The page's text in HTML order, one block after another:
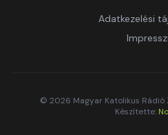
Adatkezelési
© 2026 Magyar Katolikus Rádió
Készítette: